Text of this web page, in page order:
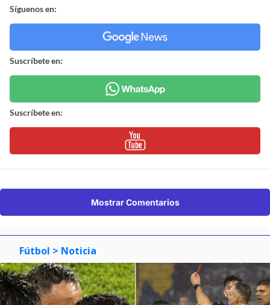
Síguenos en:
Suscríbete en:
Suscríbete en:
Mostrar Comentarios
Fútbol > Noticia